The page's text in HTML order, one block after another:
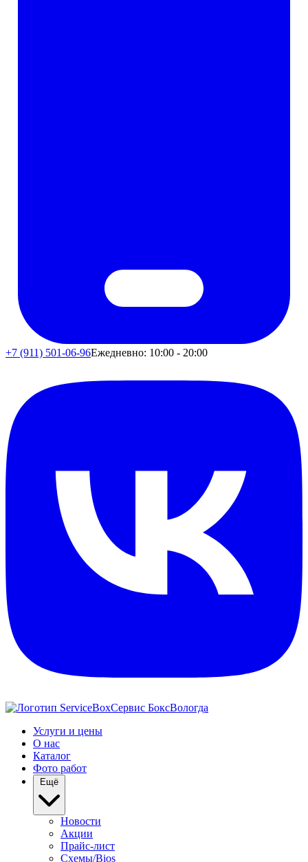
+7 (911) 501-06-96Ежедневно: 10:00 - 20:00
Сервис БоксВологда
Услуги и цены
О нас
Каталог
Фото работ
Новости
Акции
Прайс-лист
Схемы/Bios